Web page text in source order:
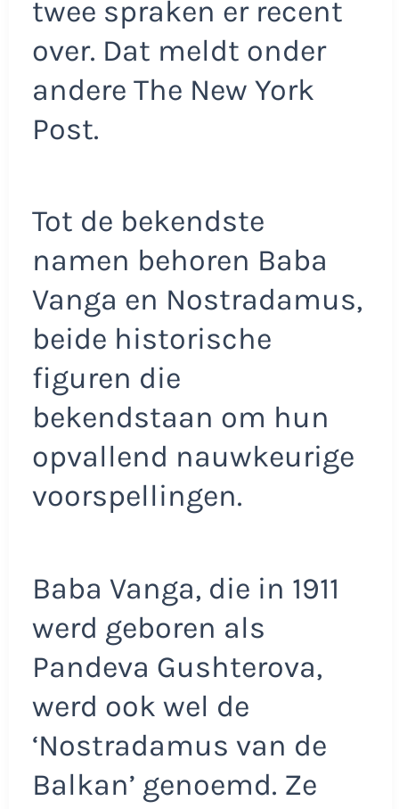
twee spraken er recent
over. Dat meldt onder
andere The New York
Post.
Tot de bekendste
namen behoren Baba
Vanga en Nostradamus,
beide historische
figuren die
bekendstaan om hun
opvallend nauwkeurige
voorspellingen.
Baba Vanga, die in 1911
werd geboren als
Pandeva Gushterova,
werd ook wel de
‘Nostradamus van de
Balkan’ genoemd. Ze